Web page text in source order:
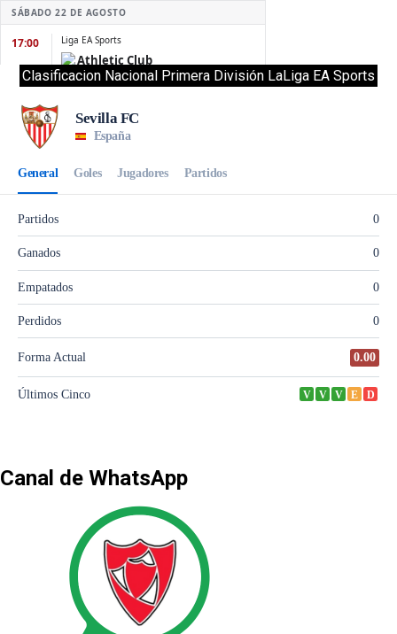
Clasificacion Nacional Primera División LaLiga EA Sports
Canal de WhatsApp